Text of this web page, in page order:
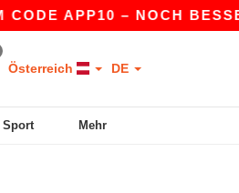
APP10 – NOCH BESSERE
Österreich DE
Sport Mehr